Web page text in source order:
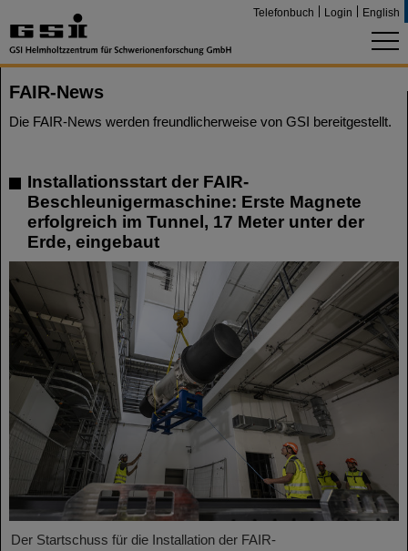
Telefonbuch Login English
FAIR-News
Die FAIR-News werden freundlicherweise von GSI bereitgestellt.
Installationsstart der FAIR-
Beschleunigermaschine: Erste Magnete
erfolgreich im Tunnel, 17 Meter unter der
Erde, eingebaut
Der Startschuss für die Installation der FAIR-